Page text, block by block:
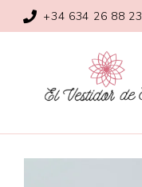
+34 634 26 88 23